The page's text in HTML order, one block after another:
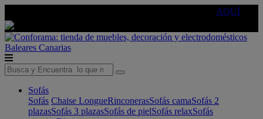
AQUÍ
Baleares Canarias
Sofás
Sofás Chaise LongueRinconerasSofás camaSofás 2
plazasSofás 3 plazasSofás de pielSofás relaxSofás